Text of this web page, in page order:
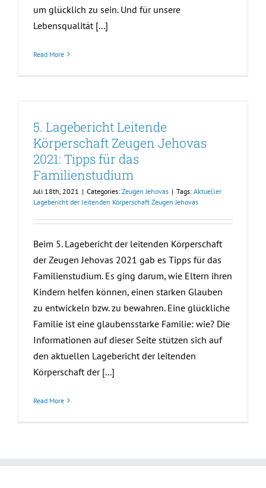
um glücklich zu sein. Und für unsere
Lebensqualität [...]
Read More
5. Lagebericht Leitende
Körperschaft Zeugen Jehovas
2021: Tipps für das
Familienstudium
Juli 18th, 2021 | Categories: Zeugen Jehovas | Tags: Aktueller
Lagebericht der leitenden Körperschaft Zeugen Jehovas
Beim 5. Lagebericht der leitenden Körperschaft
der Zeugen Jehovas 2021 gab es Tipps für das
Familienstudium. Es ging darum, wie Eltern ihren
Kindern helfen können, einen starken Glauben
zu entwickeln bzw. zu bewahren. Eine glückliche
Familie ist eine glaubensstarke Familie: wie? Die
Informationen auf dieser Seite stützen sich auf
den aktuellen Lagebericht der leitenden
Körperschaft der [...]
Read More